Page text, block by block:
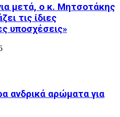
μετά, ο κ. Μητσοτάκης
τις ίδιες
υποσχέσεις»
ανδρικά αρώματα για